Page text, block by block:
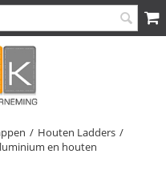
/ Houten Ladders /
en houten